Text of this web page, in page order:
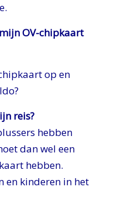
.
OV-chipkaart
op en
reis?
hebben
dan wel een
hebben.
en kinderen in het